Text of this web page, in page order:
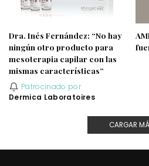
Dra. Inés Fernández: “No hay
ningún otro producto para
mesoterapia capilar con las
mismas características”
Patrocinado por
Dermica Laboratoires
CARGAR